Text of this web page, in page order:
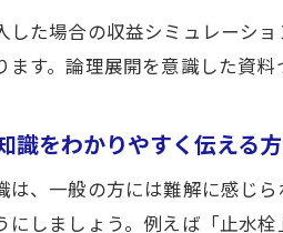
した場合の収益シミュレーシ
ます。論理展開を意識した資
識をわかりやすく伝える
は、一般の方には難解に感じ
にしましょう。例えば「止水